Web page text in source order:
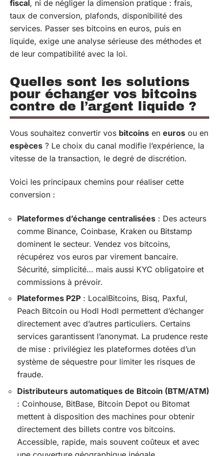
fiscal, ni de négliger la dimension pratique : frais,
taux de conversion, plafonds, disponibilité des
services. Passer ses bitcoins en euros, puis en
liquide, exige une analyse sérieuse des méthodes et
de leur compatibilité avec la loi.
Quelles sont les solutions
pour échanger vos bitcoins
contre de l’argent liquide ?
Vous souhaitez convertir vos bitcoins en euros ou en
espèces ? Le choix du canal modifie l’expérience, la
vitesse de la transaction, le degré de discrétion.
Voici les principaux chemins pour réaliser cette
conversion :
Plateformes d’échange centralisées : Des acteurs
comme Binance, Coinbase, Kraken ou Bitstamp
dominent le secteur. Vendez vos bitcoins,
récupérez vos euros par virement bancaire.
Sécurité, simplicité… mais aussi KYC obligatoire et
commissions à prévoir.
Plateformes P2P : LocalBitcoins, Bisq, Paxful,
Peach Bitcoin ou Hodl Hodl permettent d’échanger
directement avec d’autres particuliers. Certains
services garantissent l’anonymat. La prudence reste
de mise : privilégiez les plateformes dotées d’un
système de séquestre pour limiter les risques de
fraude.
Distributeurs automatiques de Bitcoin (BTM/ATM)
: Coinhouse, BitBase, Bitcoin Depot ou Bitomat
mettent à disposition des machines pour obtenir
directement des billets contre vos bitcoins.
Accessible, rapide, mais souvent coûteux et avec